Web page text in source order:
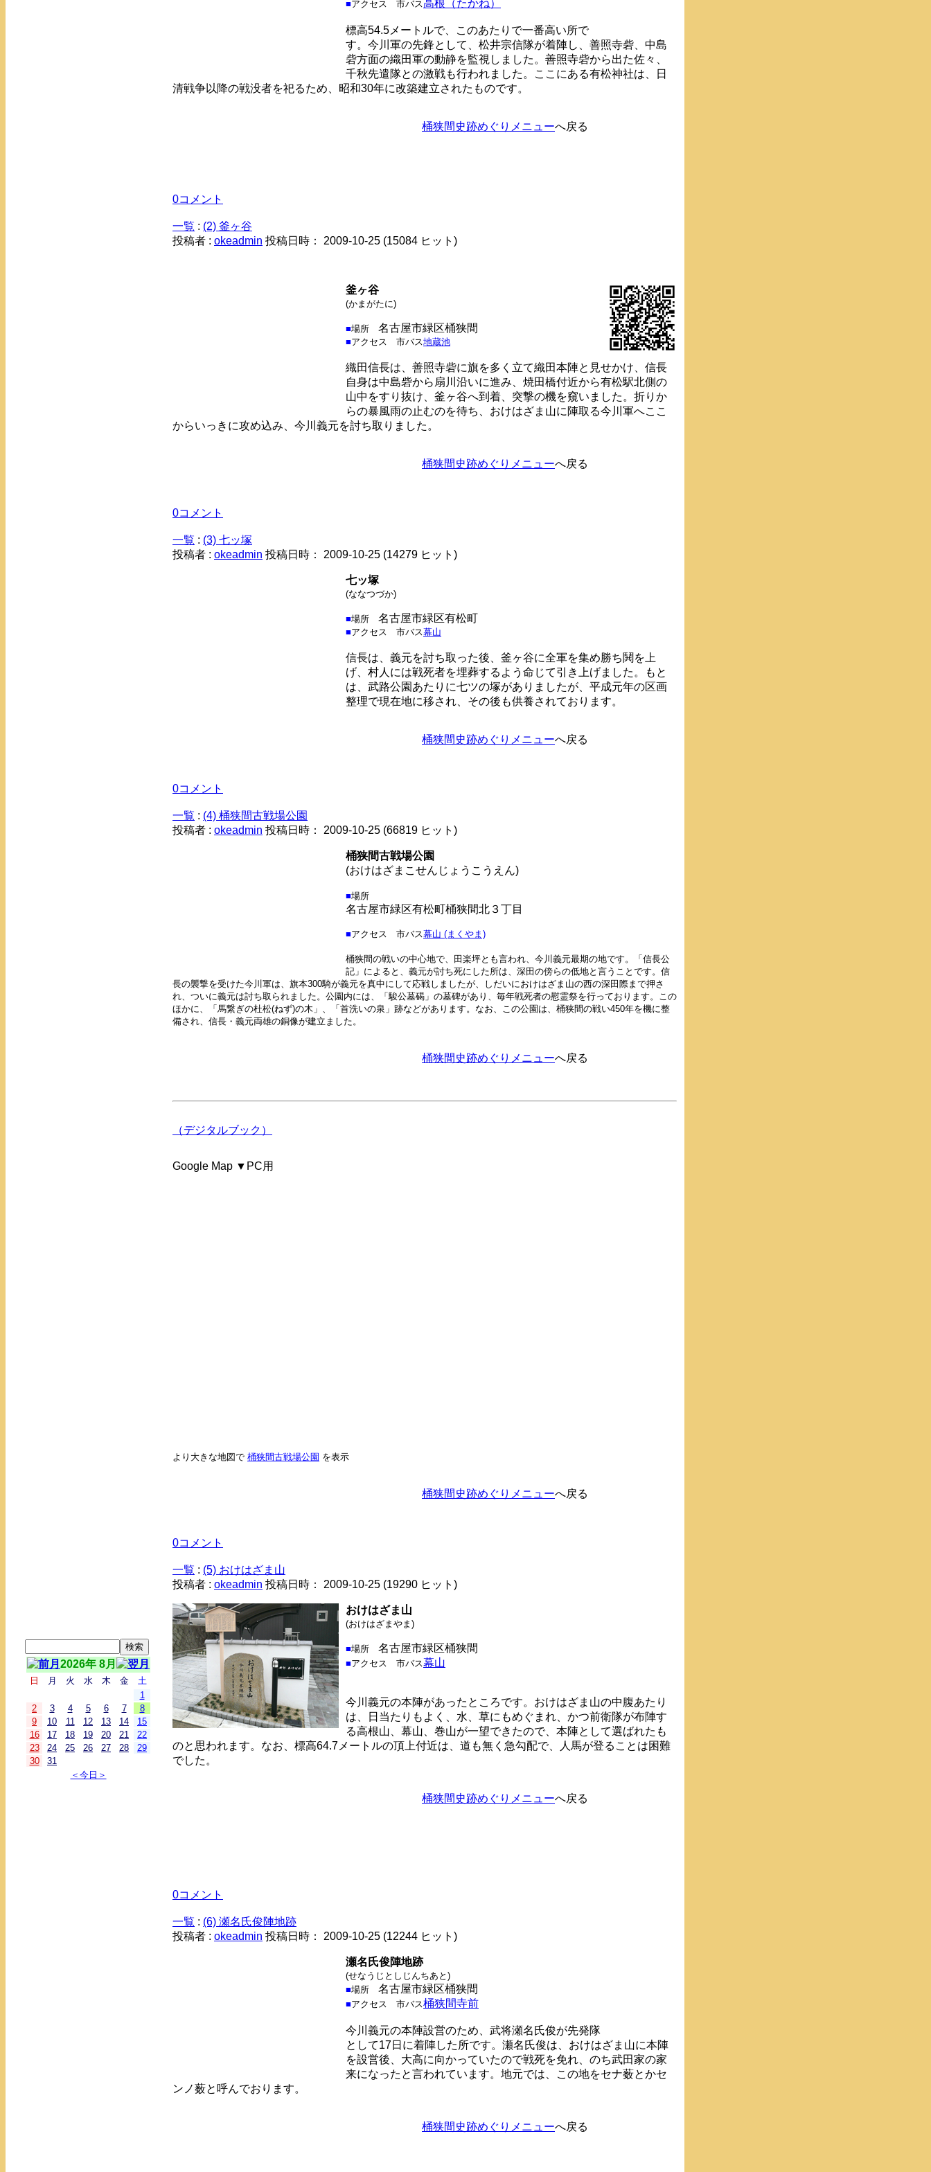
2026年 8月
日 月 火 水 木 金
土
1
2
3 4 5 6 7
8
9
10 11 12 13 14
15
16
17 18 19 20 21
22
23
24 25 26 27 28
29
30
31
＜今日＞
■アクセス 市バス高根（たかね）
標高54.5メートルで、このあたりで一番高い所で
す。今川軍の先鋒として、松井宗信隊が着陣し、善照寺砦、中島
砦方面の織田軍の動静を監視しました。善照寺砦から出た佐々、
千秋先遣隊との激戦も行われました。ここにある有松神社は、日
清戦争以降の戦没者を祀るため、昭和30年に改築建立されたものです。
桶狭間史跡めぐりメニューへ戻る
0コメント
一覧 : (2) 釜ヶ谷
投稿者 : okeadmin 投稿日時： 2009-10-25 (15084 ヒット )
釜ヶ谷
(かまがたに)
■場所 名古屋市緑区桶狭間
■アクセス 市バス地蔵池
織田信長は、善照寺砦に旗を多く立て織田本陣と見せかけ、信長
自身は中島砦から扇川沿いに進み、焼田橋付近から有松駅北側の
山中をすり抜け、釜ヶ谷へ到着、突撃の機を窺いました。折りか
らの暴風雨の止むのを待ち、おけはざま山に陣取る今川軍へここ
からいっきに攻め込み、今川義元を討ち取りました。
桶狭間史跡めぐりメニューへ戻る
0コメント
一覧 : (3) 七ッ塚
投稿者 : okeadmin 投稿日時： 2009-10-25 (14279 ヒット )
七ッ塚
(ななつづか)
■場所 名古屋市緑区有松町
■アクセス 市バス幕山
信長は、義元を討ち取った後、釜ヶ谷に全軍を集め勝ち鬨を上
げ、村人には戦死者を埋葬するよう命じて引き上げました。もと
は、武路公園あたりに七ツの塚がありましたが、平成元年の区画
整理で現在地に移され、その後も供養されております。
桶狭間史跡めぐりメニューへ戻る
0コメント
一覧 : (4) 桶狭間古戦場公園
投稿者 : okeadmin 投稿日時： 2009-10-25 (66819 ヒット )
桶狭間古戦場公園
(おけはざまこせんじょうこうえん)
■場所
名古屋市緑区有松町桶狭間北３丁目
■アクセス 市バス幕山 (まくやま)
桶狭間の戦いの中心地で、田楽坪とも言われ、今川義元最期の地です。「信長公
記」によると、義元が討ち死にした所は、深田の傍らの低地と言うことです。信
長の襲撃を受けた今川軍は、旗本300騎が義元を真中にして応戦しましたが、しだいにおけはざま山の西の深田際まで押さ
れ、ついに義元は討ち取られました。公園内には、「駿公墓碣」の墓碑があり、毎年戦死者の慰霊祭を行っております。この
ほかに、「馬繋ぎの杜松(ねず)の木」、「首洗いの泉」跡などがあります。なお、この公園は、桶狭間の戦い450年を機に整
備され、信長・義元両雄の銅像が建立ました。
桶狭間史跡めぐりメニューへ戻る
（デジタルブック）
Google Map ▼PC用
より大きな地図で 桶狭間古戦場公園 を表示
桶狭間史跡めぐりメニューへ戻る
0コメント
一覧 : (5) おけはざま山
投稿者 : okeadmin 投稿日時： 2009-10-25 (19290 ヒット )
おけはざま山
(おけはざまやま)
■場所 名古屋市緑区桶狭間
■アクセス 市バス幕山
今川義元の本陣があったところです。おけはざま山の中腹あたり
は、日当たりもよく、水、草にもめぐまれ、かつ前衛隊が布陣す
る高根山、幕山、巻山が一望できたので、本陣として選ばれたも
のと思われます。なお、標高64.7メートルの頂上付近は、道も無く急勾配で、人馬が登ることは困難
でした。
桶狭間史跡めぐりメニューへ戻る
0コメント
一覧 : (6) 瀬名氏俊陣地跡
投稿者 : okeadmin 投稿日時： 2009-10-25 (12244 ヒット )
瀬名氏俊陣地跡
(せなうじとしじんちあと)
■場所 名古屋市緑区桶狭間
■アクセス 市バス桶狭間寺前
今川義元の本陣設営のため、武将瀬名氏俊が先発隊
として17日に着陣した所です。瀬名氏俊は、おけはざま山に本陣
を設営後、大高に向かっていたので戦死を免れ、のち武田家の家
来になったと言われています。地元では、この地をセナ薮とかセ
ンノ薮と呼んでおります。
桶狭間史跡めぐりメニューへ戻る